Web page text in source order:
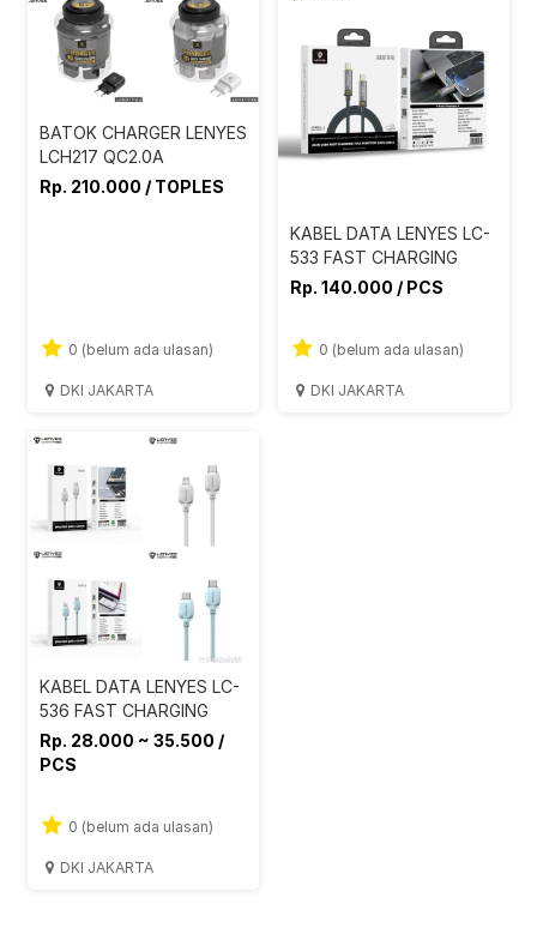
BATOK CHARGER LENYES
LCH217 QC2.0A
Rp. 210.000 / TOPLES
0 (belum ada ulasan)
DKI JAKARTA
KABEL DATA LENYES LC-
533 FAST CHARGING
Rp. 140.000 / PCS
0 (belum ada ulasan)
DKI JAKARTA
KABEL DATA LENYES LC-
536 FAST CHARGING
Rp. 28.000 ~ 35.500 /
PCS
0 (belum ada ulasan)
DKI JAKARTA